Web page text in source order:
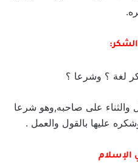
لغة ؟ وشرعا ؟
والثناء على صاحبه,وهو شرعا
عليها بالقول والعمل .
الإسلام